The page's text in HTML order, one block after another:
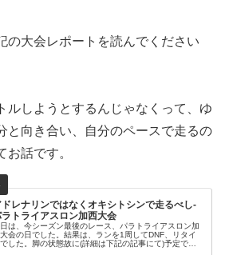
の大会レポートを読んでください
ルしようとするんじゃなくって、ゆ
と向き合い、自分のペースで走るの
お話です。
ドレナリンではなくオキシトシンで走るべし-
ラトライアスロン加西大会
は、今シーズン最後のレース、パラトライアスロン加
会の日でした。結果は、ランを1周してDNF、リタイ
した。脚の状態故に(詳細は下記の記事にて)予定では